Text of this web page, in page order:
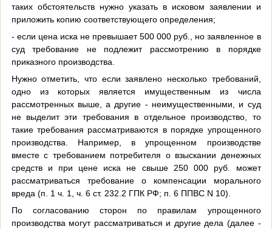
таких обстоятельств нужно указать в исковом заявлении и
приложить копию соответствующего определения;
- если цена иска не превышает 500 000 руб., но заявленное в
суд требование не подлежит рассмотрению в порядке
приказного производства.
Нужно отметить, что если заявлено несколько требований,
одно из которых является имущественным из числа
рассмотренных выше, а другие - неимущественными, и суд
не выделит эти требования в отдельное производство, то
такие требования рассматриваются в порядке упрощенного
производства. Например, в упрощенном производстве
вместе с требованием потребителя о взыскании денежных
средств и при цене иска не свыше 250 000 руб. может
рассматриваться требование о компенсации морального
вреда (п. 1 ч. 1, ч. 6 ст. 232.2 ГПК РФ; п. 6 ППВС N 10).
По согласованию сторон по правилам упрощенного
производства могут рассматриваться и другие дела (далее -